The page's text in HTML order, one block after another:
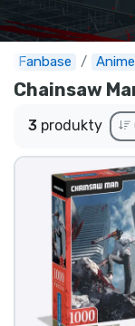
Fanbase
Chainsaw
3 produkty
Akcie
Expresná
Outlet
Preprava a
Zoradiť
Zoradiť